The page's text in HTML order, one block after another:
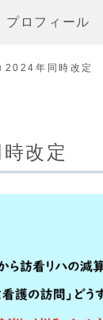
プロフィール
2024年同時改定
改定